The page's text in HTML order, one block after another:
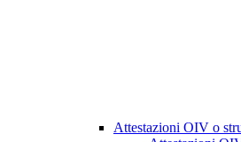
Attestazioni OIV o